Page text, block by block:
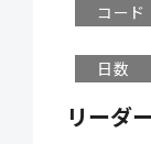
コード
日数
リーダ